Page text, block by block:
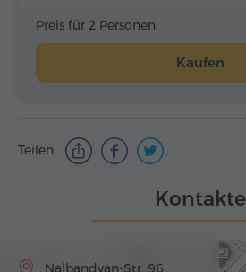
Preis für 2 Personen
Kaufen
Teilen:
Kontakte
Nalbandyan-Str. 96